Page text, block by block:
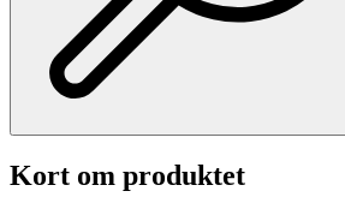
Kort om produktet